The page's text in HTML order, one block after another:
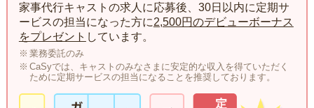
家事代行キャストの求人に応募後、30日以内に定期サ
ービスの担当になった方に2,500円のデビューボーナス
をプレゼント しています。
業務委託のみ
CaSyでは、キャストのみなさまに安定的な収入を得ていただく
ために定期サービスの担当になることを推奨しております。